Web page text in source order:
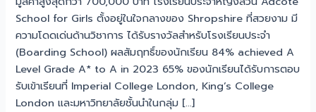
School for Girls ตั้งอยู่ในใจกลางของ Shropshire ที่สวยงาม มี
ความโดดเด่นด้านวิชาการ ได้รับรางวัลสำหรับโรงเรียนประจำ
(Boarding School) ผลสัมฤทธิ์ของนักเรียน 84% achieved A
Level Grade A* to A in 2023 65% ของนักเรียนได้รับการตอบ
รับเข้าเรียนที่ Imperial College London, King’s College
London และมหาวิทยาลัยชั้นนำในกลุ่ม […]